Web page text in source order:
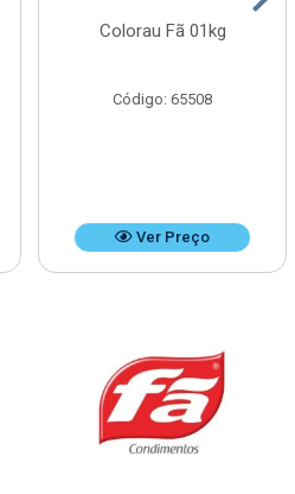
Colorau Fã 01kg
Código: 65508
Ver Preço